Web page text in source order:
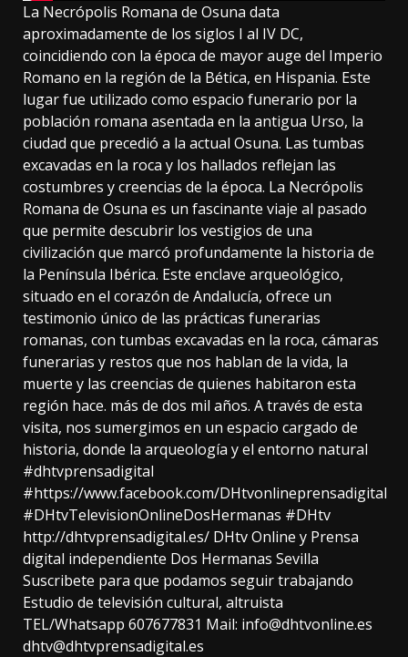
La Necrópolis Romana de Osuna data
aproximadamente de los siglos I al IV DC,
coincidiendo con la época de mayor auge del Imperio
Romano en la región de la Bética, en Hispania. Este
lugar fue utilizado como espacio funerario por la
población romana asentada en la antigua Urso, la
ciudad que precedió a la actual Osuna. Las tumbas
excavadas en la roca y los hallados reflejan las
costumbres y creencias de la época. La Necrópolis
Romana de Osuna es un fascinante viaje al pasado
que permite descubrir los vestigios de una
civilización que marcó profundamente la historia de
la Península Ibérica. Este enclave arqueológico,
situado en el corazón de Andalucía, ofrece un
testimonio único de las prácticas funerarias
romanas, con tumbas excavadas en la roca, cámaras
funerarias y restos que nos hablan de la vida, la
muerte y las creencias de quienes habitaron esta
región hace. más de dos mil años. A través de esta
visita, nos sumergimos en un espacio cargado de
historia, donde la arqueología y el entorno natural
#dhtvprensadigital
#https://www.facebook.com/DHtvonlineprensadigital
#DHtvTelevisionOnlineDosHermanas​ #DHtv​
http://dhtvprensadigital.es/ DHtv Online y Prensa
digital independiente Dos Hermanas Sevilla
Suscribete para que podamos seguir trabajando
Estudio de televisión cultural, altruista
TEL/Whatsapp 607677831 Mail: info@dhtvonline.es
dhtv@dhtvprensadigital.es